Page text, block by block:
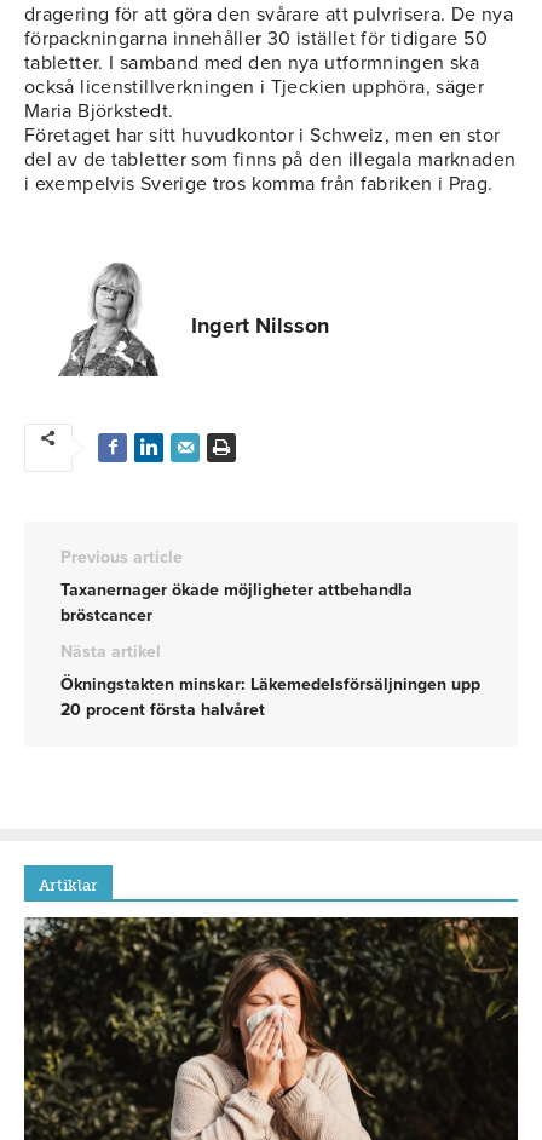
dragering för att göra den svårare att pulvrisera. De nya
förpackningarna innehåller 30 istället för tidigare 50
tabletter. I samband med den nya utformningen ska
också licenstillverkningen i Tjeckien upphöra, säger
Maria Björkstedt.
Företaget har sitt huvudkontor i Schweiz, men en stor
del av de tabletter som finns på den illegala marknaden
i exempelvis Sverige tros komma från fabriken i Prag.
Ingert Nilsson
Previous article
Taxanernager ökade möjligheter attbehandla
bröstcancer
Nästa artikel
Ökningstakten minskar: Läkemedelsförsäljningen upp
20 procent första halvåret
Artiklar